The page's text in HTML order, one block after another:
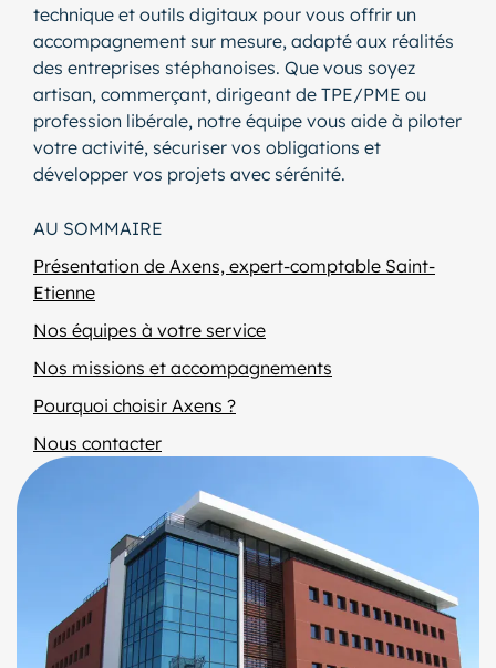
technique et outils digitaux pour vous offrir un
accompagnement sur mesure, adapté aux réalités
des entreprises stéphanoises. Que vous soyez
artisan, commerçant, dirigeant de TPE/PME ou
profession libérale, notre équipe vous aide à piloter
votre activité, sécuriser vos obligations et
développer vos projets avec sérénité.
AU SOMMAIRE
Présentation de Axens, expert-comptable Saint-
Etienne
Nos équipes à votre service
Nos missions et accompagnements
Pourquoi choisir Axens ?
Nous contacter